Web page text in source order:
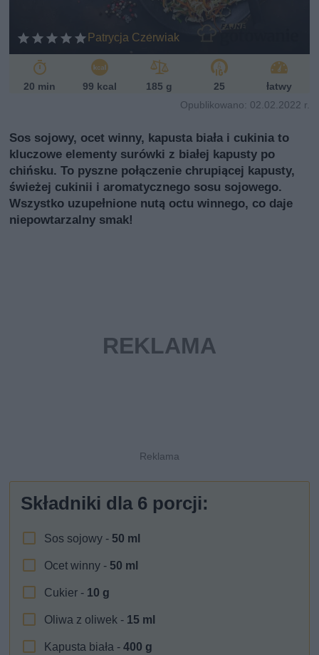
Patrycja Czerwiak
20 min 99 kcal 185 g 25
łatwy
Opublikowano: 02.02.2022 r.
Sos sojowy, ocet winny, kapusta biała i cukinia to
kluczowe elementy surówki z białej kapusty po
chińsku. To pyszne połączenie chrupiącej kapusty,
świeżej cukinii i aromatycznego sosu sojowego.
Wszystko uzupełnione nutą octu winnego, co daje
niepowtarzalny smak!
Składniki dla 6 porcji:
Sos sojowy - 50 ml
Ocet winny - 50 ml
Cukier - 10 g
Oliwa z oliwek - 15 ml
Kapusta biała -400 g